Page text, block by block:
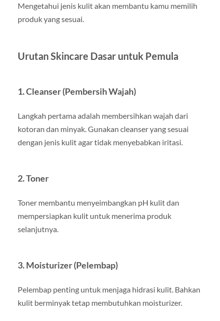
Mengetahui jenis kulit akan membantu kamu memilih
produk yang sesuai.
Urutan Skincare Dasar untuk Pemula
1. Cleanser (Pembersih Wajah)
Langkah pertama adalah membersihkan wajah dari
kotoran dan minyak. Gunakan cleanser yang sesuai
dengan jenis kulit agar tidak menyebabkan iritasi.
2. Toner
Toner membantu menyeimbangkan pH kulit dan
mempersiapkan kulit untuk menerima produk
selanjutnya.
3. Moisturizer (Pelembap)
Pelembap penting untuk menjaga hidrasi kulit. Bahkan
kulit berminyak tetap membutuhkan moisturizer.